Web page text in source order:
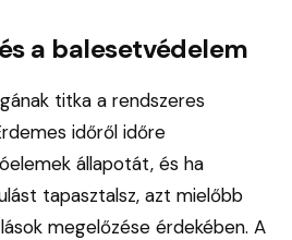
a balesetvédelem
titka a rendszeres
időről időre
állapotát, és ha
tapasztalsz, azt mielőbb
megelőzése érdekében. A